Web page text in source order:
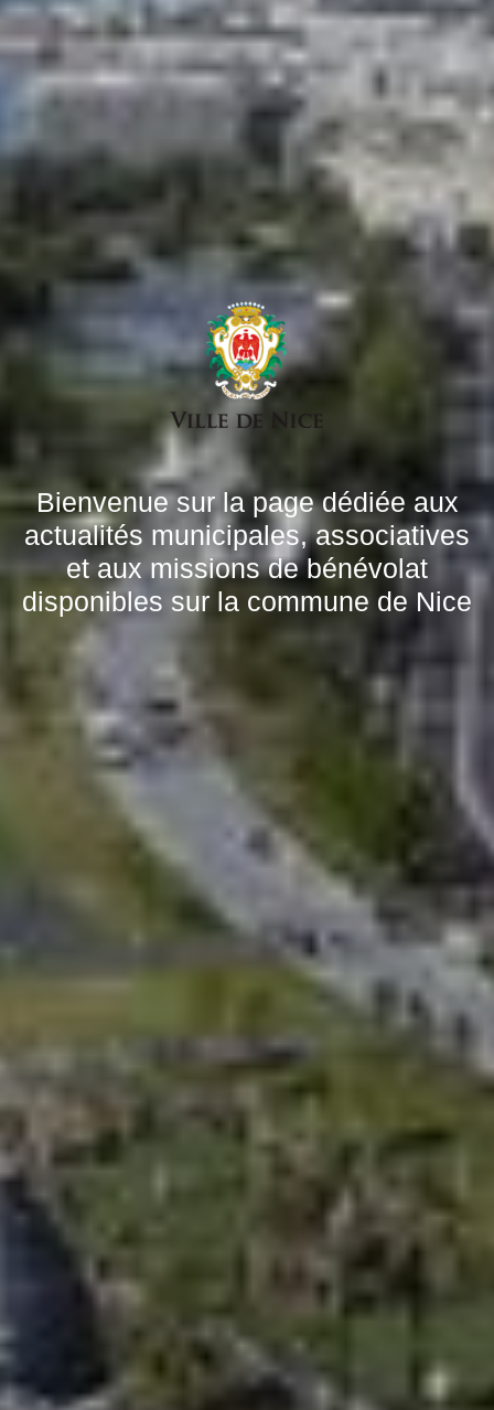
Bienvenue sur la page dédiée aux
actualités municipales, associatives
et aux missions de bénévolat
disponibles sur la commune de Nice